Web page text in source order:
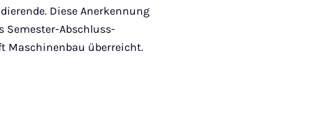
Diese Anerkennung
Abschluss-
Maschinenbau überreicht.